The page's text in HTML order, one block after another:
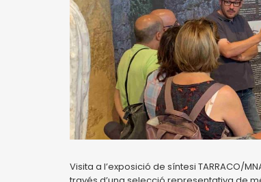
Visita a l’exposició de síntesi TARRACO/